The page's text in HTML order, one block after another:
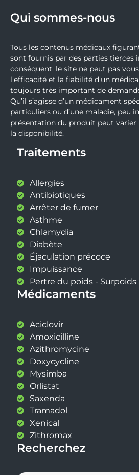
Qui sommes-nous
Tous les contenus médicaux
sont fournis par des parties tierces
conséquent, le site ne peut pas
l’efficacité et la fiabilité d’un
toujours très important de
Qu’il s’agisse d’un médicament
particuliers ou d’une maladie, peu
présentation du produit peut
la disponibilité.
Traitements
Allergies
Antibiotiques
Arrêter de fumer
Asthme
Chlamydia
Diabète
Éjaculation précoce
Impuissance
Pertre du poids - Surpoids
Médicaments
Aciclovir
Amoxicilline
Azithromycine
Doxycycline
Mysimba
Orlistat
Saxenda
Tramadol
Xenical
Zithromax
Recherchez